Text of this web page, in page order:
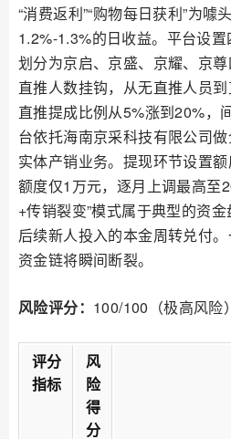
“消费返利”“购物每日获利”为噱
1.2%-1.3%的日收益。平台设
划分为京启、京盛、京耀、京
直推人数挂钩，从无直推人员到
直推提成比例从5%涨到20%，
台依托海南京采科技有限公司
实体产销业务。提现环节设置
额度仅1万元，逐月上调最高至
+传销裂变”模式属于典型的资
后续新人投入的本金周转兑付。
资金链将瞬间断裂。
风险评分： 100/100（极高风险）
评分
指标
风
险
得
分